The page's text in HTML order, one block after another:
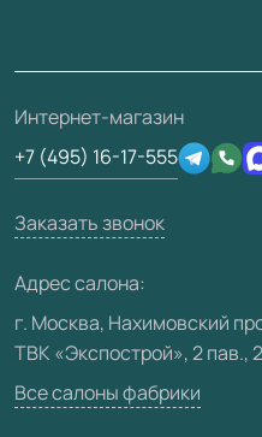
Отзывы клиентов
Техническая информация
Юридическая информация
Скачать материалы
3D-модели
О фабрике
Сертификаты
Производство
Вакансии
Видео
Карта сайта
Интернет-магазин
+7 (495) 16-17-555
Заказать звонок
Адрес салона:
г. Москва, Нахимовский
ТВК «Экспострой», 2 пав.,
Все салоны фабрики